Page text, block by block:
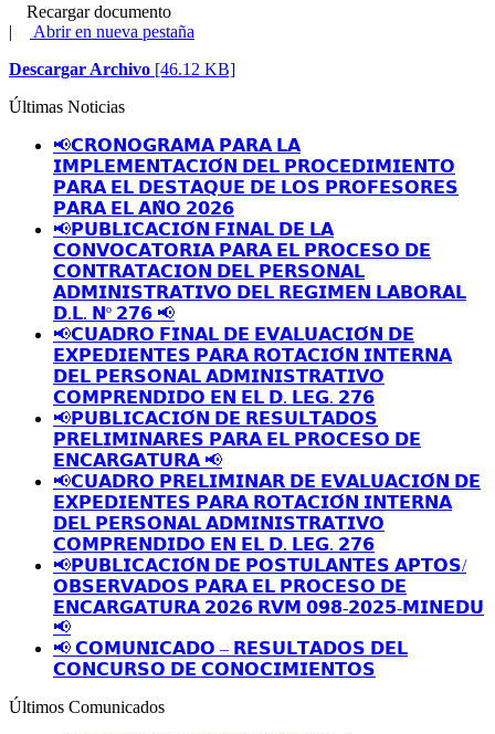
Recargar documento
|
Abrir en nueva pestaña
Descargar Archivo [46.12 KB]
Últimas Noticias
📢𝗖𝗥𝗢𝗡𝗢𝗚𝗥𝗔𝗠𝗔 𝗣𝗔𝗥𝗔 𝗟𝗔
𝗜𝗠𝗣𝗟𝗘𝗠𝗘𝗡𝗧𝗔𝗖𝗜𝗢́𝗡 𝗗𝗘𝗟 𝗣𝗥𝗢𝗖𝗘𝗗𝗜𝗠𝗜𝗘𝗡𝗧𝗢
𝗣𝗔𝗥𝗔 𝗘𝗟 𝗗𝗘𝗦𝗧𝗔𝗤𝗨𝗘 𝗗𝗘 𝗟𝗢𝗦 𝗣𝗥𝗢𝗙𝗘𝗦𝗢𝗥𝗘𝗦
𝗣𝗔𝗥𝗔 𝗘𝗟 𝗔𝗡̃𝗢 𝟮𝟬𝟮𝟲
📢𝗣𝗨𝗕𝗟𝗜𝗖𝗔𝗖𝗜𝗢́𝗡 𝗙𝗜𝗡𝗔𝗟 𝗗𝗘 𝗟𝗔
𝗖𝗢𝗡𝗩𝗢𝗖𝗔𝗧𝗢𝗥𝗜𝗔 𝗣𝗔𝗥𝗔 𝗘𝗟 𝗣𝗥𝗢𝗖𝗘𝗦𝗢 𝗗𝗘
𝗖𝗢𝗡𝗧𝗥𝗔𝗧𝗔𝗖𝗜𝗢𝗡 𝗗𝗘𝗟 𝗣𝗘𝗥𝗦𝗢𝗡𝗔𝗟
𝗔𝗗𝗠𝗜𝗡𝗜𝗦𝗧𝗥𝗔𝗧𝗜𝗩𝗢 𝗗𝗘𝗟 𝗥𝗘𝗚𝗜𝗠𝗘𝗡 𝗟𝗔𝗕𝗢𝗥𝗔𝗟
𝗗.𝗟. 𝗡º 𝟮𝟳𝟲 📢
📢𝗖𝗨𝗔𝗗𝗥𝗢 𝗙𝗜𝗡𝗔𝗟 𝗗𝗘 𝗘𝗩𝗔𝗟𝗨𝗔𝗖𝗜𝗢́𝗡 𝗗𝗘
𝗘𝗫𝗣𝗘𝗗𝗜𝗘𝗡𝗧𝗘𝗦 𝗣𝗔𝗥𝗔 𝗥𝗢𝗧𝗔𝗖𝗜𝗢́𝗡 𝗜𝗡𝗧𝗘𝗥𝗡𝗔
𝗗𝗘𝗟 𝗣𝗘𝗥𝗦𝗢𝗡𝗔𝗟 𝗔𝗗𝗠𝗜𝗡𝗜𝗦𝗧𝗥𝗔𝗧𝗜𝗩𝗢
𝗖𝗢𝗠𝗣𝗥𝗘𝗡𝗗𝗜𝗗𝗢 𝗘𝗡 𝗘𝗟 𝗗. 𝗟𝗘𝗚. 𝟮𝟳𝟲
📢𝗣𝗨𝗕𝗟𝗜𝗖𝗔𝗖𝗜𝗢́𝗡 𝗗𝗘 𝗥𝗘𝗦𝗨𝗟𝗧𝗔𝗗𝗢𝗦
𝗣𝗥𝗘𝗟𝗜𝗠𝗜𝗡𝗔𝗥𝗘𝗦 𝗣𝗔𝗥𝗔 𝗘𝗟 𝗣𝗥𝗢𝗖𝗘𝗦𝗢 𝗗𝗘
𝗘𝗡𝗖𝗔𝗥𝗚𝗔𝗧𝗨𝗥𝗔 📢
📢𝗖𝗨𝗔𝗗𝗥𝗢 𝗣𝗥𝗘𝗟𝗜𝗠𝗜𝗡𝗔𝗥 𝗗𝗘 𝗘𝗩𝗔𝗟𝗨𝗔𝗖𝗜𝗢́𝗡 𝗗𝗘
𝗘𝗫𝗣𝗘𝗗𝗜𝗘𝗡𝗧𝗘𝗦 𝗣𝗔𝗥𝗔 𝗥𝗢𝗧𝗔𝗖𝗜𝗢́𝗡 𝗜𝗡𝗧𝗘𝗥𝗡𝗔
𝗗𝗘𝗟 𝗣𝗘𝗥𝗦𝗢𝗡𝗔𝗟 𝗔𝗗𝗠𝗜𝗡𝗜𝗦𝗧𝗥𝗔𝗧𝗜𝗩𝗢
𝗖𝗢𝗠𝗣𝗥𝗘𝗡𝗗𝗜𝗗𝗢 𝗘𝗡 𝗘𝗟 𝗗. 𝗟𝗘𝗚. 𝟮𝟳𝟲
📢𝗣𝗨𝗕𝗟𝗜𝗖𝗔𝗖𝗜𝗢́𝗡 𝗗𝗘 𝗣𝗢𝗦𝗧𝗨𝗟𝗔𝗡𝗧𝗘𝗦 𝗔𝗣𝗧𝗢𝗦/
𝗢𝗕𝗦𝗘𝗥𝗩𝗔𝗗𝗢𝗦 𝗣𝗔𝗥𝗔 𝗘𝗟 𝗣𝗥𝗢𝗖𝗘𝗦𝗢 𝗗𝗘
𝗘𝗡𝗖𝗔𝗥𝗚𝗔𝗧𝗨𝗥𝗔 𝟮𝟬𝟮𝟲 𝗥𝗩𝗠 𝟬𝟵𝟴-𝟮𝟬𝟮𝟱-𝗠𝗜𝗡𝗘𝗗𝗨
📢
📢 𝗖𝗢𝗠𝗨𝗡𝗜𝗖𝗔𝗗𝗢 – 𝗥𝗘𝗦𝗨𝗟𝗧𝗔𝗗𝗢𝗦 𝗗𝗘𝗟
𝗖𝗢𝗡𝗖𝗨𝗥𝗦𝗢 𝗗𝗘 𝗖𝗢𝗡𝗢𝗖𝗜𝗠𝗜𝗘𝗡𝗧𝗢𝗦
Últimos Comunicados